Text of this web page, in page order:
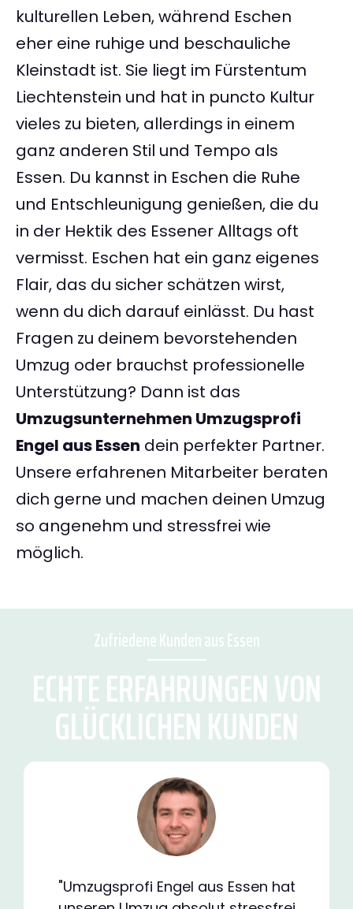
kulturellen Leben, während Eschen
eher eine ruhige und beschauliche
Kleinstadt ist. Sie liegt im Fürstentum
Liechtenstein und hat in puncto Kultur
vieles zu bieten, allerdings in einem
ganz anderen Stil und Tempo als
Essen. Du kannst in Eschen die Ruhe
und Entschleunigung genießen, die du
in der Hektik des Essener Alltags oft
vermisst. Eschen hat ein ganz eigenes
Flair, das du sicher schätzen wirst,
wenn du dich darauf einlässt. Du hast
Fragen zu deinem bevorstehenden
Umzug oder brauchst professionelle
Unterstützung? Dann ist das
Umzugsunternehmen Umzugsprofi
Engel aus Essen dein perfekter Partner.
Unsere erfahrenen Mitarbeiter beraten
dich gerne und machen deinen Umzug
so angenehm und stressfrei wie
möglich.
Zufriedene Kunden aus Essen
ECHTE ERFAHRUNGEN VON
GLÜCKLICHEN KUNDEN
"Umzugsprofi Engel aus Essen hat